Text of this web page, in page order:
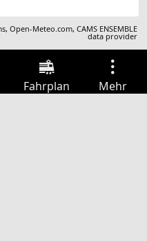
,Open-Meteo.com,CAMS ENSEMBLE
data provider
Fahrplan Mehr